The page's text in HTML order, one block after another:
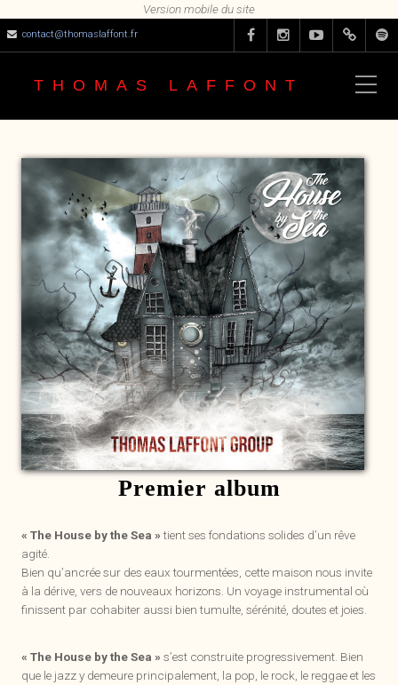
contact@thomaslaffont.fr
THOMAS LAFFONT
Premier album
« The House by the Sea »tient ses fondations solides d’un rêve
agité.
Bien qu’ancrée sur des eaux tourmentées, cette maison nous invite
à la dérive, vers de nouveaux horizons. Un voyage instrumental où
finissent par cohabiter aussi bien tumulte, sérénité, doutes et joies.
« The House by the Sea » s’est construite progressivement. Bien
que le jazz y demeure principalement, la pop, le rock, le reggae et les